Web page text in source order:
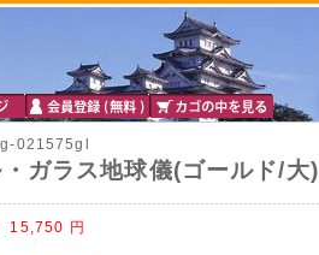
021575gl
ガラス地球儀(ゴールド/大)
15,750 円